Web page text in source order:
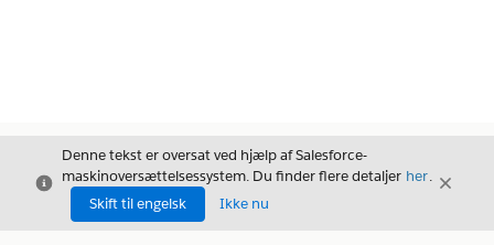
Luk
Denne tekst er oversat ved hjælp af Salesforce-
maskinoversættelsessystem. Du finder flere detaljer her.
Skift til engelsk
Ikke nu
Luk